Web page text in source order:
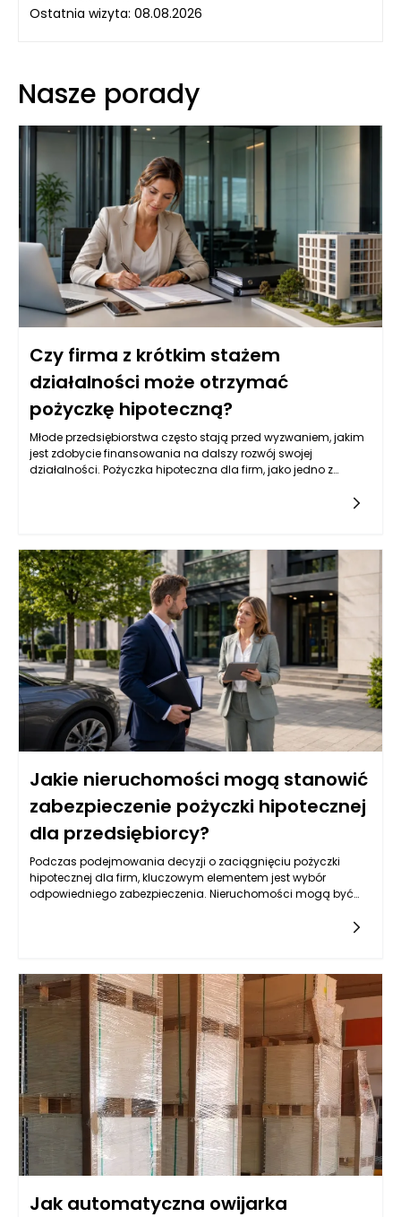
Ostatnia wizyta: 08.08.2026
Nasze porady
Czy firma z krótkim stażem
działalności może otrzymać
pożyczkę hipoteczną?
Młode przedsiębiorstwa często stają przed wyzwaniem, jakim
jest zdobycie finansowania na dalszy rozwój swojej
działalności. Pożyczka hipoteczna dla firm, jako jedno z
powinni zatem zrozumieć, jakie czynniki wpływają na decyzję
banków i instytucji pożyczkowych w kontekście udzielania
pożyczek hipotecznych.
Jakie nieruchomości mogą stanowić
zabezpieczenie pożyczki hipotecznej
dla przedsiębiorcy?
Podczas podejmowania decyzji o zaciągnięciu pożyczki
hipotecznej dla firm, kluczowym elementem jest wybór
odpowiedniego zabezpieczenia. Nieruchomości mogą być
wykorzystywania w kontekście uzyskiwania pożyczek.
Kluczowym czynnikiem jest ich wartość rynkowa,
przyszłościowe możliwości zysku oraz rodzaj biznesu, który
przedsiębiorca prowadzi.
Jak automatyczna owijarka